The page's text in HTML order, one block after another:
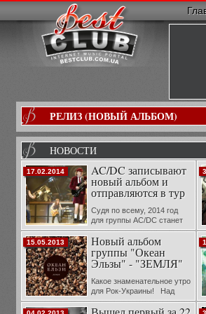
РЕЛИЗ (НОВЫЙ АЛЬБОМ)
НОВОСТИ
AC/DC записывают
новый альбом и
отправляются в тур
Судя по всему, 2014 год
для группы AC/DC станет
весьма насыщенным на
громкие события: на днях фронтмен
коллектива Брайан Джонсон сообщил, что
музыканты готовятся засесть за запись
нового материала,...
17.02.2014
Новый альбом
группы "Океан
Эльзы" - "ЗЕМЛЯ"
Какое знаменательное утро
для Рок-Украины! Над
восьмым студийным
альбомом группа работала с британским
15.05.2013